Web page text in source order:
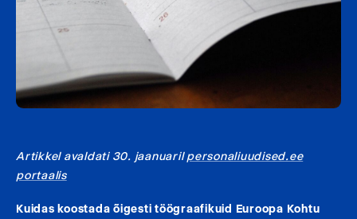
Artikkel avaldati 30. jaanuarilpersonaliuudised.ee
portaalis
Kuidas koostada õigesti töögraafikuid Euroopa Kohtu